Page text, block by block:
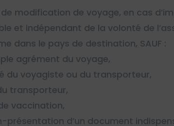
modification de voyage, en cas
et indépendant de la volonté de
dans le pays de destination, SAUF :
agrément du voyage,
du voyagiste ou du transporteur,
transporteur,
vaccination,
d’un document